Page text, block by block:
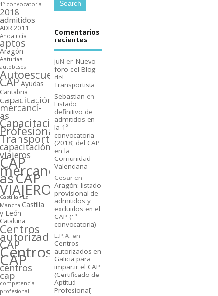
1º convocatoria
2018
admitidos
ADR 2011
Andalucí­a
aptos
Aragón
Asturias
autobuses
Autoescuelas
CAPAyudas
Cantabria
capacitación
mercancí­
as
Capacitación
Profesional
Transporte
capacitación
viajeros
CAP
mercancí­
asCAP
VIAJEROS
Castilla - La
Mancha Castilla
y León
Cataluña
Centros
autorizados
CAP
Centros
CAP
centros
cap
competencia
profesional
Comentarios
recientes
juN en Nuevo
foro del Blog
del
Transportista
Sebastian en
Listado
definitivo de
admitidos en
la 1º
convocatoria
(2018) del CAP
en la
Comunidad
Valenciana
Cesaren
Aragón: listado
provisional de
admitidos y
excluidos en el
CAP (1º
convocatoria)
L.P.A. en
Centros
autorizados en
Galicia para
impartir el CAP
(Certificado de
Aptitud
Profesional)